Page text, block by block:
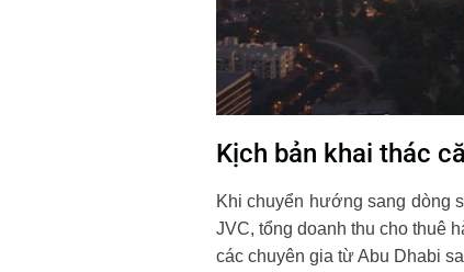
Kịch bản khai thác
Khi chuyển hướng sang dòng
JVC, tổng doanh thu cho thuê
các chuyên gia từ Abu Dhabi